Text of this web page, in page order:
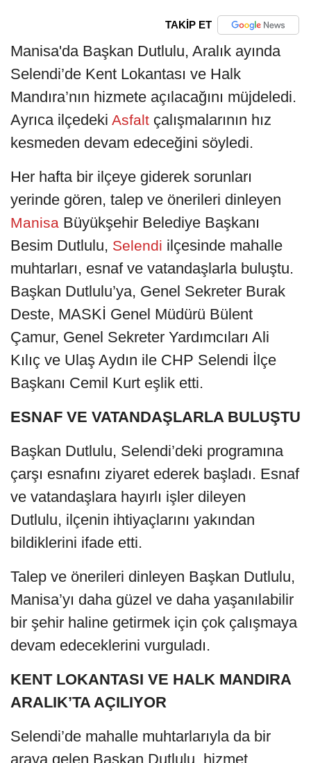
TAKİP ET
Manisa'da Başkan Dutlulu, Aralık ayında
Selendi’de Kent Lokantası ve Halk
Mandıra’nın hizmete açılacağını müjdeledi.
Ayrıca ilçedeki Asfalt çalışmalarının hız
kesmeden devam edeceğini söyledi.
Her hafta bir ilçeye giderek sorunları
yerinde gören, talep ve önerileri dinleyen
Manisa Büyükşehir Belediye Başkanı
Besim Dutlulu, Selendi ilçesinde mahalle
muhtarları, esnaf ve vatandaşlarla buluştu.
Başkan Dutlulu’ya, Genel Sekreter Burak
Deste, MASKİ Genel Müdürü Bülent
Çamur, Genel Sekreter Yardımcıları Ali
Kılıç ve Ulaş Aydın ile CHP Selendi İlçe
Başkanı Cemil Kurt eşlik etti.
ESNAF VE VATANDAŞLARLA BULUŞTU
Başkan Dutlulu, Selendi’deki programına
çarşı esnafını ziyaret ederek başladı. Esnaf
ve vatandaşlara hayırlı işler dileyen
Dutlulu, ilçenin ihtiyaçlarını yakından
bildiklerini ifade etti.
Talep ve önerileri dinleyen Başkan Dutlulu,
Manisa’yı daha güzel ve daha yaşanılabilir
bir şehir haline getirmek için çok çalışmaya
devam edeceklerini vurguladı.
KENT LOKANTASI VE HALK MANDIRA
ARALIK’TA AÇILIYOR
Selendi’de mahalle muhtarlarıyla da bir
araya gelen Başkan Dutlulu, hizmet